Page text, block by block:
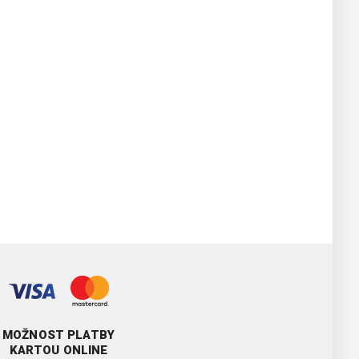
MOŽNOST PLATBY
KARTOU ONLINE